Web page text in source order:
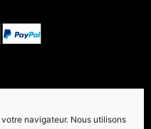
navigateur. Nous utilisons